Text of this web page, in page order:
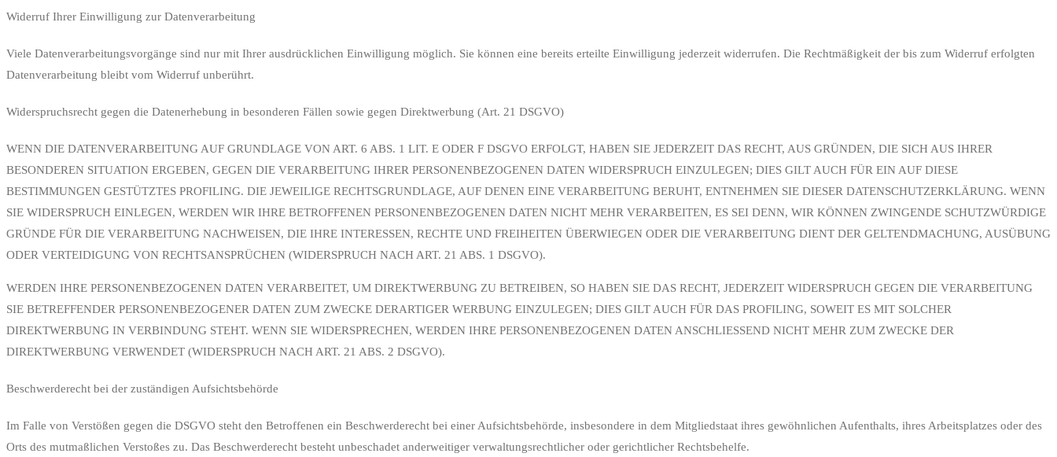
Widerruf Ihrer Einwilligung zur Datenverarbeitung
Viele Datenverarbeitungsvorgänge sind nur mit Ihrer ausdrücklichen Einwilligung möglich. Sie können eine bereits erteilte Einwilligung jederzeit widerrufen. Die Rechtmäßigkeit der bis zum Widerruf erfolgten
Datenverarbeitung bleibt vom Widerruf unberührt.
Widerspruchsrecht gegen die Datenerhebung in besonderen Fällen sowie gegen Direktwerbung (Art. 21 DSGVO)
WENN DIE DATENVERARBEITUNG AUF GRUNDLAGE VON ART. 6 ABS. 1 LIT. E ODER F DSGVO ERFOLGT, HABEN SIE JEDERZEIT DAS RECHT, AUS GRÜNDEN, DIE SICH AUS IHRER
BESONDEREN SITUATION ERGEBEN, GEGEN DIE VERARBEITUNG IHRER PERSONENBEZOGENEN DATEN WIDERSPRUCH EINZULEGEN; DIES GILT AUCH FÜR EIN AUF DIESE
BESTIMMUNGEN GESTÜTZTES PROFILING. DIE JEWEILIGE RECHTSGRUNDLAGE, AUF DENEN EINE VERARBEITUNG BERUHT, ENTNEHMEN SIE DIESER DATENSCHUTZERKLÄRUNG. WENN
SIE WIDERSPRUCH EINLEGEN, WERDEN WIR IHRE BETROFFENEN PERSONENBEZOGENEN DATEN NICHT MEHR VERARBEITEN, ES SEI DENN, WIR KÖNNEN ZWINGENDE SCHUTZWÜRDIGE
GRÜNDE FÜR DIE VERARBEITUNG NACHWEISEN, DIE IHRE INTERESSEN, RECHTE UND FREIHEITEN ÜBERWIEGEN ODER DIE VERARBEITUNG DIENT DER GELTENDMACHUNG, AUSÜBUNG
ODER VERTEIDIGUNG VON RECHTSANSPRÜCHEN (WIDERSPRUCH NACH ART. 21 ABS. 1 DSGVO).
WERDEN IHRE PERSONENBEZOGENEN DATEN VERARBEITET, UM DIREKTWERBUNG ZU BETREIBEN, SO HABEN SIE DAS RECHT, JEDERZEIT WIDERSPRUCH GEGEN DIE VERARBEITUNG
SIE BETREFFENDER PERSONENBEZOGENER DATEN ZUM ZWECKE DERARTIGER WERBUNG EINZULEGEN; DIES GILT AUCH FÜR DAS PROFILING, SOWEIT ES MIT SOLCHER
DIREKTWERBUNG IN VERBINDUNG STEHT. WENN SIE WIDERSPRECHEN, WERDEN IHRE PERSONENBEZOGENEN DATEN ANSCHLIESSEND NICHT MEHR ZUM ZWECKE DER
DIREKTWERBUNG VERWENDET (WIDERSPRUCH NACH ART. 21 ABS. 2 DSGVO).
Beschwerde­recht bei der zuständigen Aufsichts­behörde
Im Falle von Verstößen gegen die DSGVO steht den Betroffenen ein Beschwerderecht bei einer Aufsichtsbehörde, insbesondere in dem Mitgliedstaat ihres gewöhnlichen Aufenthalts, ihres Arbeitsplatzes oder des
Orts des mutmaßlichen Verstoßes zu. Das Beschwerderecht besteht unbeschadet anderweitiger verwaltungsrechtlicher oder gerichtlicher Rechtsbehelfe.